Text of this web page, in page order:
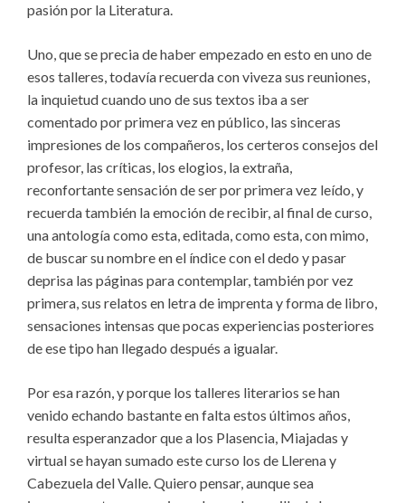
pasión por la Literatura.
Uno, que se precia de haber empezado en esto en uno de
esos talleres, todavía recuerda con viveza sus reuniones,
la inquietud cuando uno de sus textos iba a ser
comentado por primera vez en público, las sinceras
impresiones de los compañeros, los certeros consejos del
profesor, las críticas, los elogios, la extraña,
reconfortante sensación de ser por primera vez leído, y
recuerda también la emoción de recibir, al final de curso,
una antología como esta, editada, como esta, con mimo,
de buscar su nombre en el índice con el dedo y pasar
deprisa las páginas para contemplar, también por vez
primera, sus relatos en letra de imprenta y forma de libro,
sensaciones intensas que pocas experiencias posteriores
de ese tipo han llegado después a igualar.
Por esa razón, y porque los talleres literarios se han
venido echando bastante en falta estos últimos años,
resulta esperanzador que a los Plasencia, Miajadas y
virtual se hayan sumado este curso los de Llerena y
Cabezuela del Valle. Quiero pensar, aunque sea